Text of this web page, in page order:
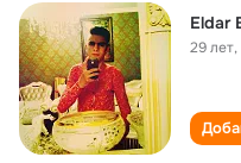
Eldar
29 лет,